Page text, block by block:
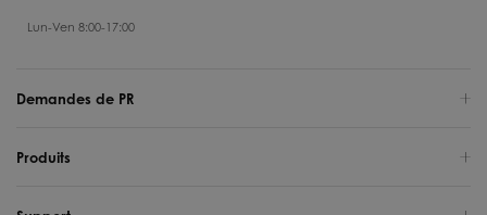
Lun-Ven 8:00-17:00
Demandes de PR
Produits